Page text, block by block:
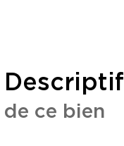
descriptif
de ce bien